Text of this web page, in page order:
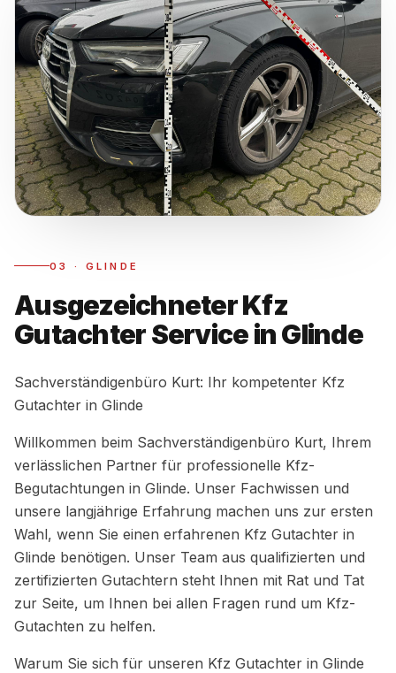
03 · GLINDE
Ausgezeichneter Kfz
Gutachter Service in Glinde
Sachverständigenbüro Kurt: Ihr kompetenter Kfz
Gutachter in Glinde
Willkommen beim Sachverständigenbüro Kurt, Ihrem
verlässlichen Partner für professionelle Kfz-
Begutachtungen in Glinde. Unser Fachwissen und
unsere langjährige Erfahrung machen uns zur ersten
Wahl, wenn Sie einen erfahrenen Kfz Gutachter in
Glinde benötigen. Unser Team aus qualifizierten und
zertifizierten Gutachtern steht Ihnen mit Rat und Tat
zur Seite, um Ihnen bei allen Fragen rund um Kfz-
Gutachten zu helfen.
Warum Sie sich für unseren Kfz Gutachter in Glinde